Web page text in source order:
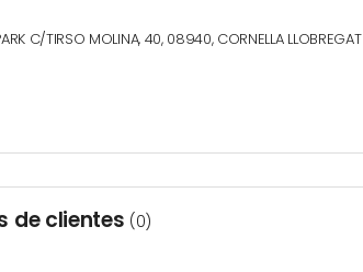
C/TIRSO MOLINA, 40, 08940, CORNELLA LLOBREGAT
de clientes (0)